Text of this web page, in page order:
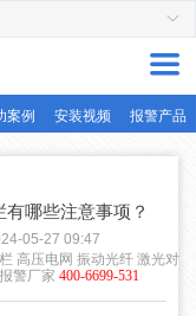
끀
ꀅ
哪些注意事项？
05-27 09:47
高压电网 振动光纤 激光对
警厂家 400-6699-531
案例 安装视频 报警产品